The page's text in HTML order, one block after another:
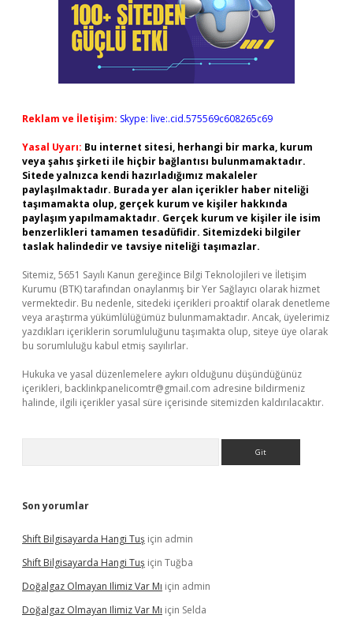
Reklam ve İletişim: Skype: live:.cid.575569c608265c69
Yasal Uyarı: Bu internet sitesi, herhangi bir marka, kurum
veya şahıs şirketi ile hiçbir bağlantısı bulunmamaktadır.
Sitede yalnızca kendi hazırladığımız makaleler
paylaşılmaktadır. Burada yer alan içerikler haber niteliği
taşımamakta olup, gerçek kurum ve kişiler hakkında
paylaşım yapılmamaktadır. Gerçek kurum ve kişiler ile isim
benzerlikleri tamamen tesadüfidir. Sitemizdeki bilgiler
taslak halindedir ve tavsiye niteliği taşımazlar.
Sitemiz, 5651 Sayılı Kanun gereğince Bilgi Teknolojileri ve İletişim
Kurumu (BTK) tarafından onaylanmış bir Yer Sağlayıcı olarak hizmet
vermektedir. Bu nedenle, sitedeki içerikleri proaktif olarak denetleme
veya araştırma yükümlülüğümüz bulunmamaktadır. Ancak, üyelerimiz
yazdıkları içeriklerin sorumluluğunu taşımakta olup, siteye üye olarak
bu sorumluluğu kabul etmiş sayılırlar.
Hukuka ve yasal düzenlemelere aykırı olduğunu düşündüğünüz
içerikleri, backlinkpanelicomtr@gmail.com adresine bildirmeniz
halinde, ilgili içerikler yasal süre içerisinde sitemizden kaldırılacaktır.
Son yorumlar
Shift Bilgisayarda Hangi Tuş için admin
Shift Bilgisayarda Hangi Tuş için Tuğba
Doğalgaz Olmayan Ilimiz Var Mı için admin
Doğalgaz Olmayan Ilimiz Var Mı için Selda